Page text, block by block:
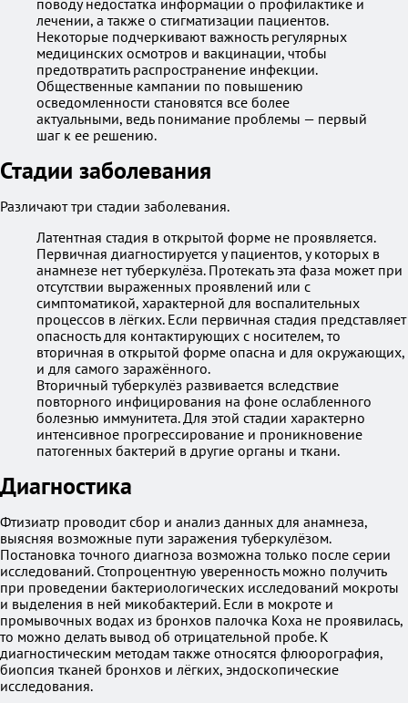
поводу недостатка информации о профилактике и
лечении, а также о стигматизации пациентов.
Некоторые подчеркивают важность регулярных
медицинских осмотров и вакцинации, чтобы
предотвратить распространение инфекции.
Общественные кампании по повышению
осведомленности становятся все более
актуальными, ведь понимание проблемы — первый
шаг к ее решению.
Стадии заболевания
Различают три стадии заболевания.
Латентная стадия в открытой форме не проявляется.
Первичная диагностируется у пациентов, у которых в
анамнезе нет туберкулёза. Протекать эта фаза может при
отсутствии выраженных проявлений или с
симптоматикой, характерной для воспалительных
процессов в лёгких. Если первичная стадия представляет
опасность для контактирующих с носителем, то
вторичная в открытой форме опасна и для окружающих,
и для самого заражённого.
Вторичный туберкулёз развивается вследствие
повторного инфицирования на фоне ослабленного
болезнью иммунитета. Для этой стадии характерно
интенсивное прогрессирование и проникновение
патогенных бактерий в другие органы и ткани.
Диагностика
Фтизиатр проводит сбор и анализ данных для анамнеза,
выясняя возможные пути заражения туберкулёзом.
Постановка точного диагноза возможна только после серии
исследований. Стопроцентную уверенность можно получить
при проведении бактериологических исследований мокроты
и выделения в ней микобактерий. Если в мокроте и
промывочных водах из бронхов палочка Коха не проявилась,
то можно делать вывод об отрицательной пробе. К
диагностическим методам также относятся флюорография,
биопсия тканей бронхов и лёгких, эндоскопические
исследования.